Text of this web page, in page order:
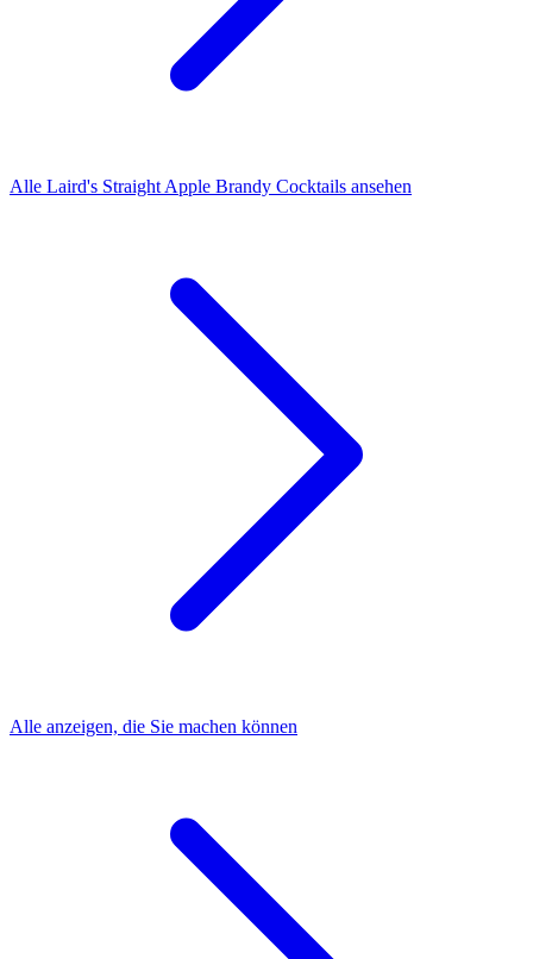
Alle Laird's Straight Apple Brandy Cocktails ansehen
Alle anzeigen, die Sie machen können